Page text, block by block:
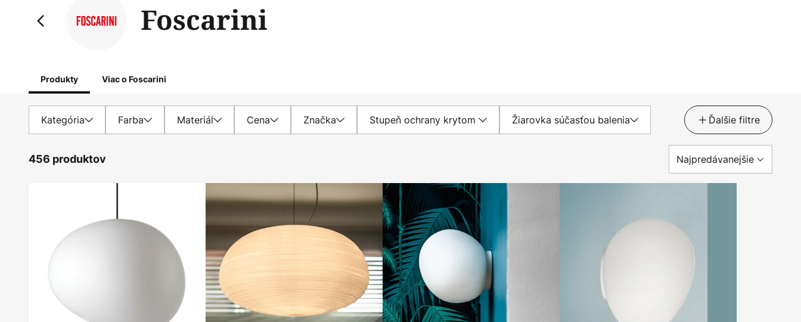
Foscarini
Produkty Viac o Foscarini
Kategória Farba Materiál Cena Značka Stupeň ochrany krytom Žiarovka súčasťou balenia Ďalšie filtre
456 produktov